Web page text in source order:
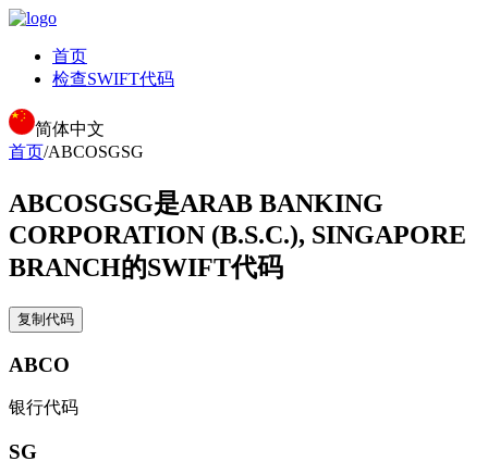
首页
检查SWIFT代码
简体中文
首页/ABCOSGSG
ABCOSGSG是ARAB BANKING
CORPORATION (B.S.C.), SINGAPORE
BRANCH的SWIFT代码
复制代码
ABCO
银行代码
SG